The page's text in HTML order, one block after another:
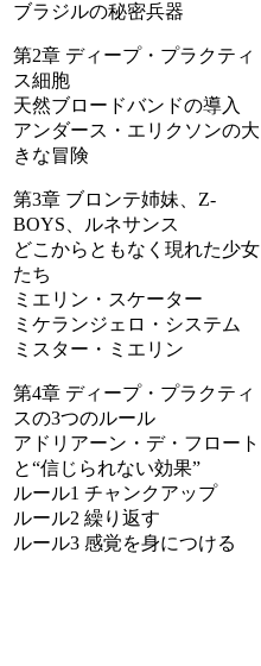
ブラジルの秘密兵器
第2章 ディープ・プラクティ
ス細胞
天然ブロードバンドの導入
アンダース・エリクソンの大
きな冒険
第3章 ブロンテ姉妹、Z-
BOYS、ルネサンス
どこからともなく現れた少女
たち
ミエリン・スケーター
ミケランジェロ・システム
ミスター・ミエリン
第4章 ディープ・プラクティ
スの3つのルール
アドリアーン・デ・フロート
と“信じられない効果”
ルール1 チャンクアップ
ルール2 繰り返す
ルール3 感覚を身につける